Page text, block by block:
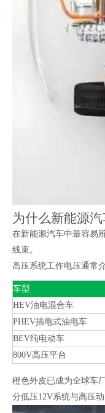
为什么新能源
在新能源汽车中最容易
线束。
高压系统工作电压通常
车型
HEV油电混合车
PHEV插电式油电车
BEV纯电动车
800V高压平台
橙色外皮已成为全球车
分低压12V系统与高压